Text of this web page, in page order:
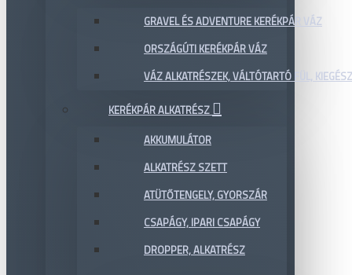
GRAVEL ÉS ADVENTURE KERÉKPÁR VÁZ
ORSZÁGÚTI KERÉKPÁR VÁZ
VÁZ ALKATRÉSZEK, VÁLTÓTARTÓ FÜL,
KERÉKPÁR ALKATRÉSZ
AKKUMULÁTOR
ALKATRÉSZ SZETT
ATÜTŐTENGELY, GYORSZÁR
CSAPÁGY, IPARI CSAPÁGY
DROPPER, ALKATRÉSZ